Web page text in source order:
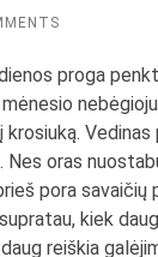
proga
krosiuką.
Nes oras
pora savaičių
kiek
reiškia